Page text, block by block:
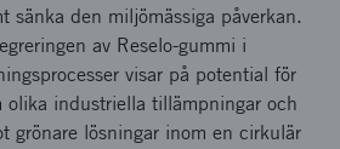
sänka den miljömässiga påverkan.
av Reselo-gummi i
visar på potential för
olika industriella tillämpningar och
grönare lösningar inom en cirkulär